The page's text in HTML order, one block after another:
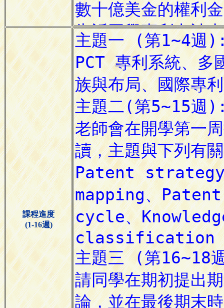
課程進度
(1-16週)